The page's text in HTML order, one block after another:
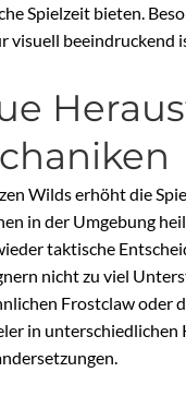
Spielzeit bieten.
visuell beeindruckend
Wilds erhöht die
in der Umgebung
taktische
nicht zu viel
Frostclaw oder
in